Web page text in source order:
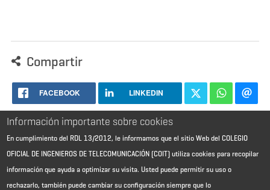
Compartir
FACEBOOK LINKEDIN
Información importante sobre cookies
En cumplimiento del RDL 13/2012, le informamos que el sitio Web del COLEGIO
OFICIAL DE INGENIEROS DE TELECOMUNICACIÓN (COIT) utiliza cookies para recopilar
información que ayuda a optimizar su visita. Usted puede permitir su uso o
rechazarlo, también puede cambiar su configuración siempre que lo